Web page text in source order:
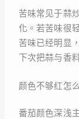
苦味常见于蒜
化。若苦味很
苦味已经明显
下次把蒜与香
颜色不够红怎
番茄颜色深浅